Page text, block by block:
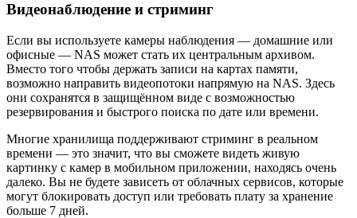
Видеонаблюдение и стриминг
Если вы используете камеры наблюдения — домашние или
офисные — NAS может стать их центральным архивом.
Вместо того чтобы держать записи на картах памяти,
возможно направить видеопотоки напрямую на NAS. Здесь
они сохранятся в защищённом виде с возможностью
резервирования и быстрого поиска по дате или времени.
Многие хранилища поддерживают стриминг в реальном
времени — это значит, что вы сможете видеть живую
картинку с камер в мобильном приложении, находясь очень
далеко. Вы не будете зависеть от облачных сервисов, которые
могут блокировать доступ или требовать плату за хранение
больше 7 дней.